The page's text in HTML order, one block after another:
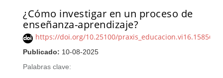
¿Cómo investigar en un proceso de
enseñanza-aprendizaje?
https://doi.org/10.25100/praxis_educacion.vi16.15856
Publicado: 10-08-2025
Palabras clave:
Barra lateral del artículo